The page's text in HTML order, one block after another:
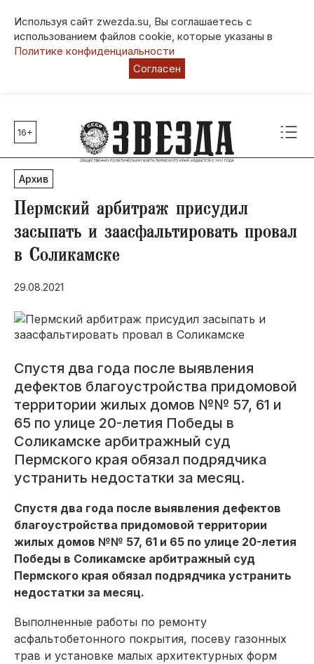
Используя сайт zwezda.su, Вы соглашаетесь с
использованием файлов cookie, которые указаны в
Политике конфиденциальности
Согласен
Главные темы
80 лет Победы
Молодежная столица РФ
СВО
Выборы в Пермском крае
Социальная поддержка
Инфраструктура
Благоустройство
16+
Архив
Пермский арбитраж присудил
засыпать и заасфальтировать провал
в Соликамске
29.08.2021
Спустя два года после выявления
дефектов благоустройства придомовой
территории жилых домов №№ 57, 61 и
65 по улице 20-летия Победы в
Соликамске арбитражный суд
Пермского края обязал подрядчика
устранить недостатки за месяц.
Спустя два года после выявления дефектов
благоустройства придомовой территории
жилых домов №№ 57, 61 и 65 по улице 20-летия
Победы в Соликамске арбитражный суд
Пермского края обязал подрядчика устранить
недостатки за месяц.
Выполненные работы по ремонту
асфальтобетонного покрытия, посеву газонных
трав и установке малых архитектурных форм